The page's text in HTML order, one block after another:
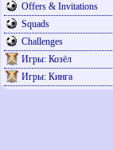
Offers & Invitations
Squads
Challenges
Игры: Козёл
Игры: Кинга